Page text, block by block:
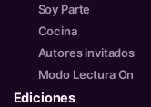
Soy Parte
Cocina
Autores invitados
Modo Lectura On
Ediciones